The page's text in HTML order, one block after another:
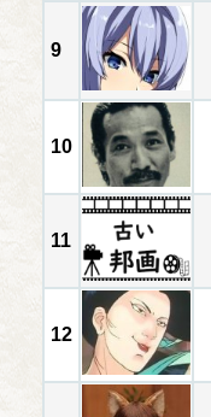
9
10
11
12